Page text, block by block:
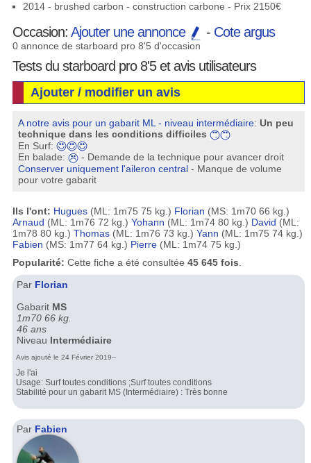
2014 - brushed carbon - construction carbone - Prix 2150€
Occasion: Ajouter une annonce - Cote argus
0 annonce de starboard pro 8'5 d'occasion
Tests du starboard pro 8'5 et avis utilisateurs
Ajouter / modifier un avis
A notre avis pour un gabarit ML - niveau intermédiaire:Un peu
technique dans les conditions difficiles
En Surf:
En balade:
- Demande de la technique pour avancer droit
Conserver uniquement l'aileron central - Manque de volume
pour votre gabarit
Ils l'ont: Hugues(ML: 1m75 75 kg.) Florian (MS: 1m70 66 kg.)
Arnaud (ML: 1m76 72 kg.) Yohann (ML: 1m74 80 kg.) David (ML:
1m78 80 kg.) Thomas(ML: 1m76 73 kg.) Yann (ML: 1m75 74 kg.)
Fabien (MS: 1m77 64 kg.) Pierre(ML: 1m74 75 kg.)
Popularité: Cette fiche a été consultée 45 645 fois
Par Florian
Gabarit MS
1m70 66 kg.
46 ans
Niveau Intermédiaire
Avis ajouté le 24 Février 2019--
Je l'ai
Usage: Surf toutes conditions ;Surf toutes conditions
Stabilité pour un gabarit MS (Intermédiaire) : Très bonne
Par Fabien